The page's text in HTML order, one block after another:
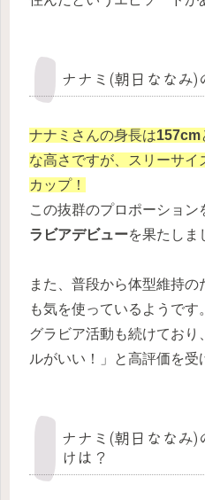
ナナミ(朝日ななみ)
ナナミさんの身長は157cm
な高さですが、スリーサイ
カップ！
この抜群のプロポーション
ラビアデビューを果たしま
また、普段から体型維持の
も気を使っているようです。
グラビア活動も続けており
ルがいい！」と高評価を受
ナナミ(朝日ななみ
けは？